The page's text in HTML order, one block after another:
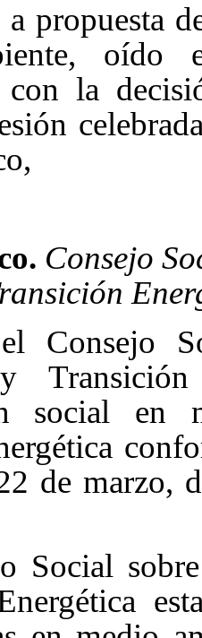
propuesta
oído
con la
Consejo
Consejo
social en
de marzo,
Social